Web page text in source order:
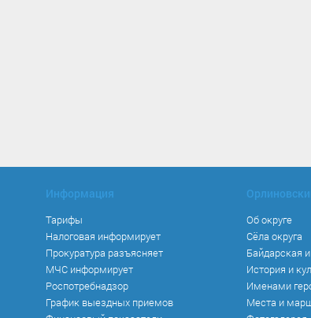
Информация
Тарифы
Налоговая информирует
Прокуратура разъясняет
МЧС информирует
Роспотребнадзор
График выездных приемов
Об округе
Сёла округа
Байдарская
История и
Именами
Места и